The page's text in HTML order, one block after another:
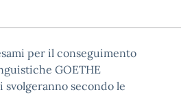
per il conseguimento
GOETHE
svolgeranno secondo le